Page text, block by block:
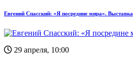
Евгений Спасский: «Я посредине мира». Выставка
29 апреля, 10:00